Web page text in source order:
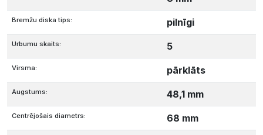
Bremžu diska tips: pilnīgi
Urbumu skaits: 5
Virsma: pārklāts
Augstums: 48,1 mm
Centrējošais diametrs: 68 mm